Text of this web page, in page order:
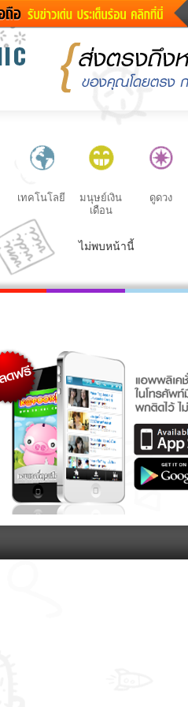
ข่าวสั้น
หนังใหม่
หมากรุกไทย
ผลบอล
กลอน
อินสตาแกรมดารา
เทคโนโลยี
มนุษย์เงิน
เดือน
ดูดวง
ไม่พบหน้านี้